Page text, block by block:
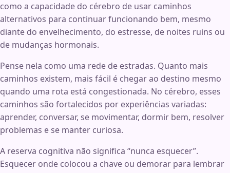
como a capacidade do cérebro de usar caminhos
alternativos para continuar funcionando bem, mesmo
diante do envelhecimento, do estresse, de noites ruins ou
de mudanças hormonais.
Pense nela como uma rede de estradas. Quanto mais
caminhos existem, mais fácil é chegar ao destino mesmo
quando uma rota está congestionada. No cérebro, esses
caminhos são fortalecidos por experiências variadas:
aprender, conversar, se movimentar, dormir bem, resolver
problemas e se manter curiosa.
A reserva cognitiva não significa “nunca esquecer”.
Esquecer onde colocou a chave ou demorar para lembrar